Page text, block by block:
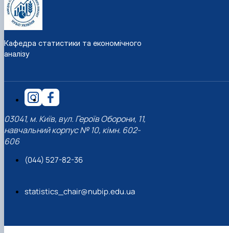
Кафедра статистики та економічного
аналізу
03041, м. Київ, вул. Героїв Оборони, 11,
навчальний корпус № 10, кімн. 602-
606
(044) 527-82-36
statistics_chair@nubip.edu.ua